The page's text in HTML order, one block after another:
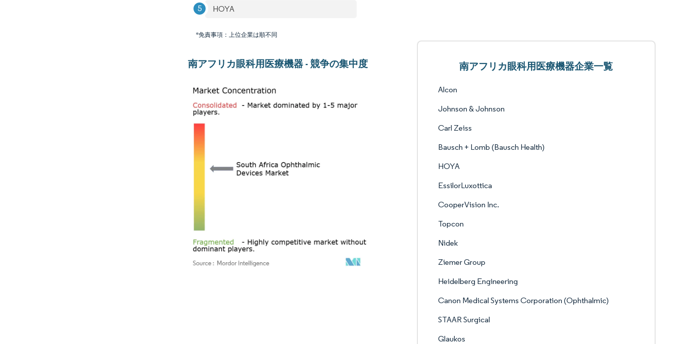
HOYA
*免責事項：上位企業は順不同
南アフリカ眼科用医療機器 - 競争の集中度 南アフリカ眼科用医療機器企業一覧
Alcon
Johnson & Johnson
Carl Zeiss
Bausch + Lomb (Bausch Health)
HOYA
EssilorLuxottica
CooperVision Inc.
Topcon
Nidek
Ziemer Group
Heidelberg Engineering
Canon Medical Systems Corporation (Ophthalmic)
STAAR Surgical
Glaukos